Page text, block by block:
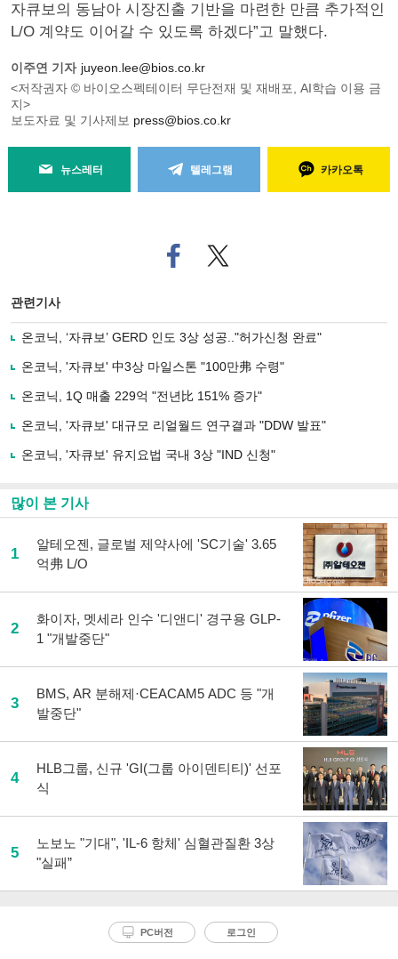
자큐보의 동남아 시장진출 기반을 마련한 만큼 추가적인
L/O 계약도 이어갈 수 있도록 하겠다”고 말했다.
이주연 기자 juyeon.lee@bios.co.kr
<저작권자 © 바이오스펙테이터 무단전재 및 재배포, AI학습 이용 금
지>
보도자료 및 기사제보 press@bios.co.kr
뉴스레터 텔레그램 카카오톡
페
이
로
기
사
유
기
트위
터로
관련기사
온코닉, ‘자큐보’ GERD 인도 3상 성공.."허가신청 완료"
온코닉, '자큐보' 中3상 마일스톤 "100만弗 수령"
온코닉, 1Q 매출 229억 "전년比 151% 증가"
온코닉, '자큐보' 대규모 리얼월드 연구결과 "DDW 발표"
온코닉, '자큐보' 유지요법 국내 3상 "IND 신청"
많이 본 기사
1
알테오젠, 글로벌 제약사에 'SC기술' 3.65
억弗 L/O
2
화이자, 멧세라 인수 '디앤디' 경구용 GLP-
1 "개발중단"
3
BMS, AR 분해제·CEACAM5 ADC 등 "개
발중단"
4
HLB그룹, 신규 'GI(그룹 아이덴티티)' 선포
식
5
노보노 "기대", 'IL-6 항체' 심혈관질환 3상
"실패”
PC버전 로그인